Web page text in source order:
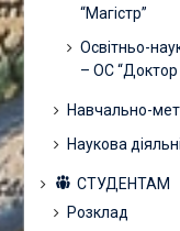
“Магістр”
Освітньо-
– ОС “Доктор
Навчально-
Наукова
СТУДЕНТАМ
Розклад